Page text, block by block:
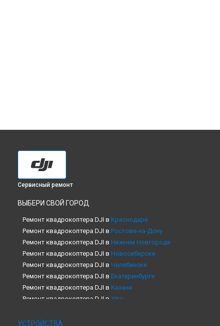
Сервисный ремонт
ВЫБЕРИ СВОЙ ГОРОД
Ремонт квадрокоптера DJI в Краснодаре
Ремонт квадрокоптера DJI в Ростове-на-Дону
Ремонт квадрокоптера DJI в Нижнем Новгороде
Ремонт квадрокоптера DJI в Новосибирске
Ремонт квадрокоптера DJI в Челябинске
Ремонт квадрокоптера DJI в Екатеринбурге
Ремонт квадрокоптера DJI в Казани
Ремонт квадрокоптера DJI в Уфе
Ремонт квадрокоптера DJI в
УСТРОЙСТВА